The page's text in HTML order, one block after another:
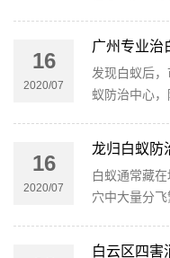
16
2020/07
发现白蚁后
蚁防治中心
16
2020/07
龙归白蚁防
白蚁通常藏
穴中大量分